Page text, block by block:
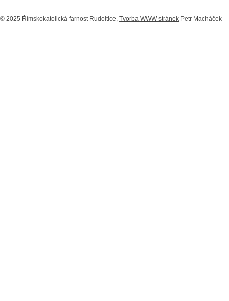
© 2025 Římskokatolická farnost Rudoltice, Tvorba WWW stránek Petr Macháček